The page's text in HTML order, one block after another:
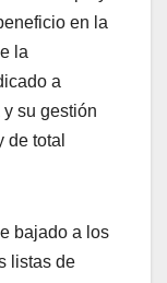
en la
la
a
su gestión
total
bajado a los
listas de